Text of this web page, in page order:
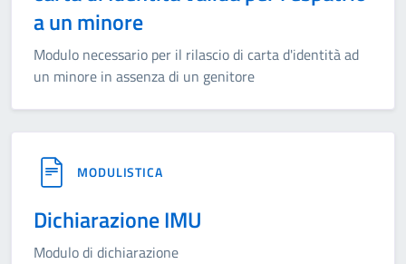
a un minore
Modulo necessario per il rilascio di carta d'identità ad
un minore in assenza di un genitore
MODULISTICA
Dichiarazione IMU
Modulo di dichiarazione